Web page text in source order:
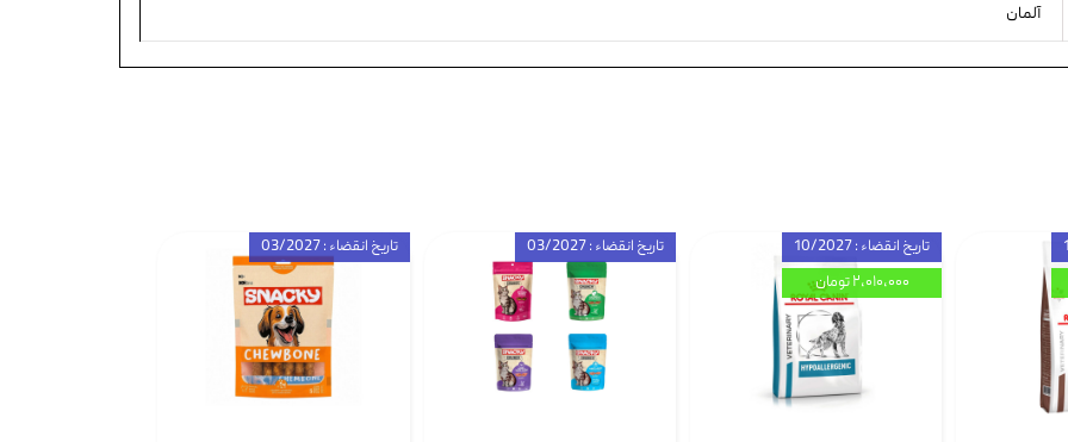
آلمان
تاریخ انقضاء : 03/2027 تاریخ انقضاء : 03/2027
تاریخ انقضاء : 10/2027
۲,۰۱۰,۰۰۰ تومان